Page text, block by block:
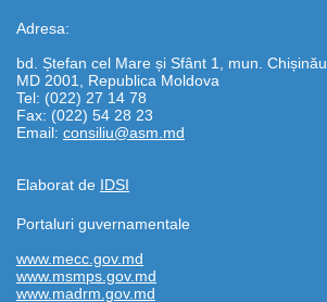
Adresa:
bd. Ștefan cel Mare și Sfânt 1, mun. Chișinău
MD 2001, Republica Moldova
Tel: (022) 27 14 78
Fax: (022) 54 28 23
Email: consiliu@asm.md
Elaborat de IDSI
Portaluri guvernamentale
www.mecc.gov.md
www.msmps.gov.md
www.madrm.gov.md